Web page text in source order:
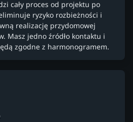
cały proces od projektu po
ryzyko rozbieżności i
realizację przydomowej
Masz jedno źródło kontaktu i
zgodne z harmonogramem.